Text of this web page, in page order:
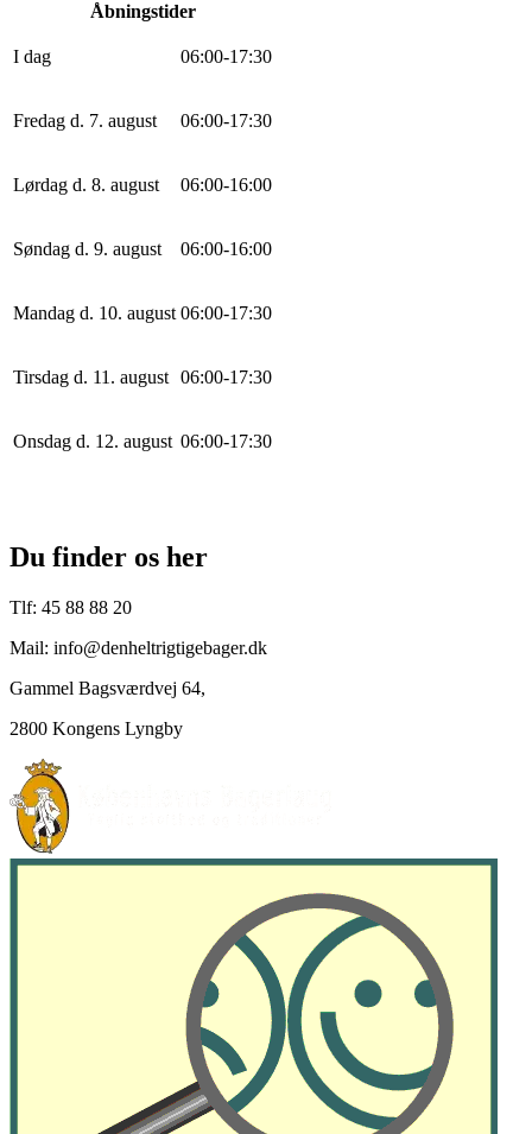
Åbningstider
I dag 06:00-17:30
Fredag d. 7. august 06:00-17:30
Lørdag d. 8. august 06:00-16:00
Søndag d. 9. august 06:00-16:00
Mandag d. 10. august 06:00-17:30
Tirsdag d. 11. august 06:00-17:30
Onsdag d. 12. august 06:00-17:30
Du finder os her
Tlf: 45 88 88 20
Mail: info@denheltrigtigebager.dk
Gammel Bagsværdvej 64,
2800 Kongens Lyngby